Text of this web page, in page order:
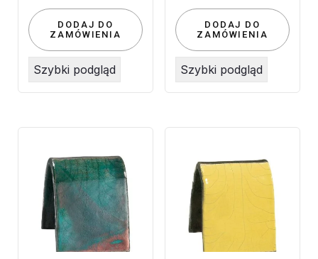
DODAJ DO
ZAMÓWIENIA
Szybki podgląd
DODAJ DO
ZAMÓWIENIA
Szybki podgląd